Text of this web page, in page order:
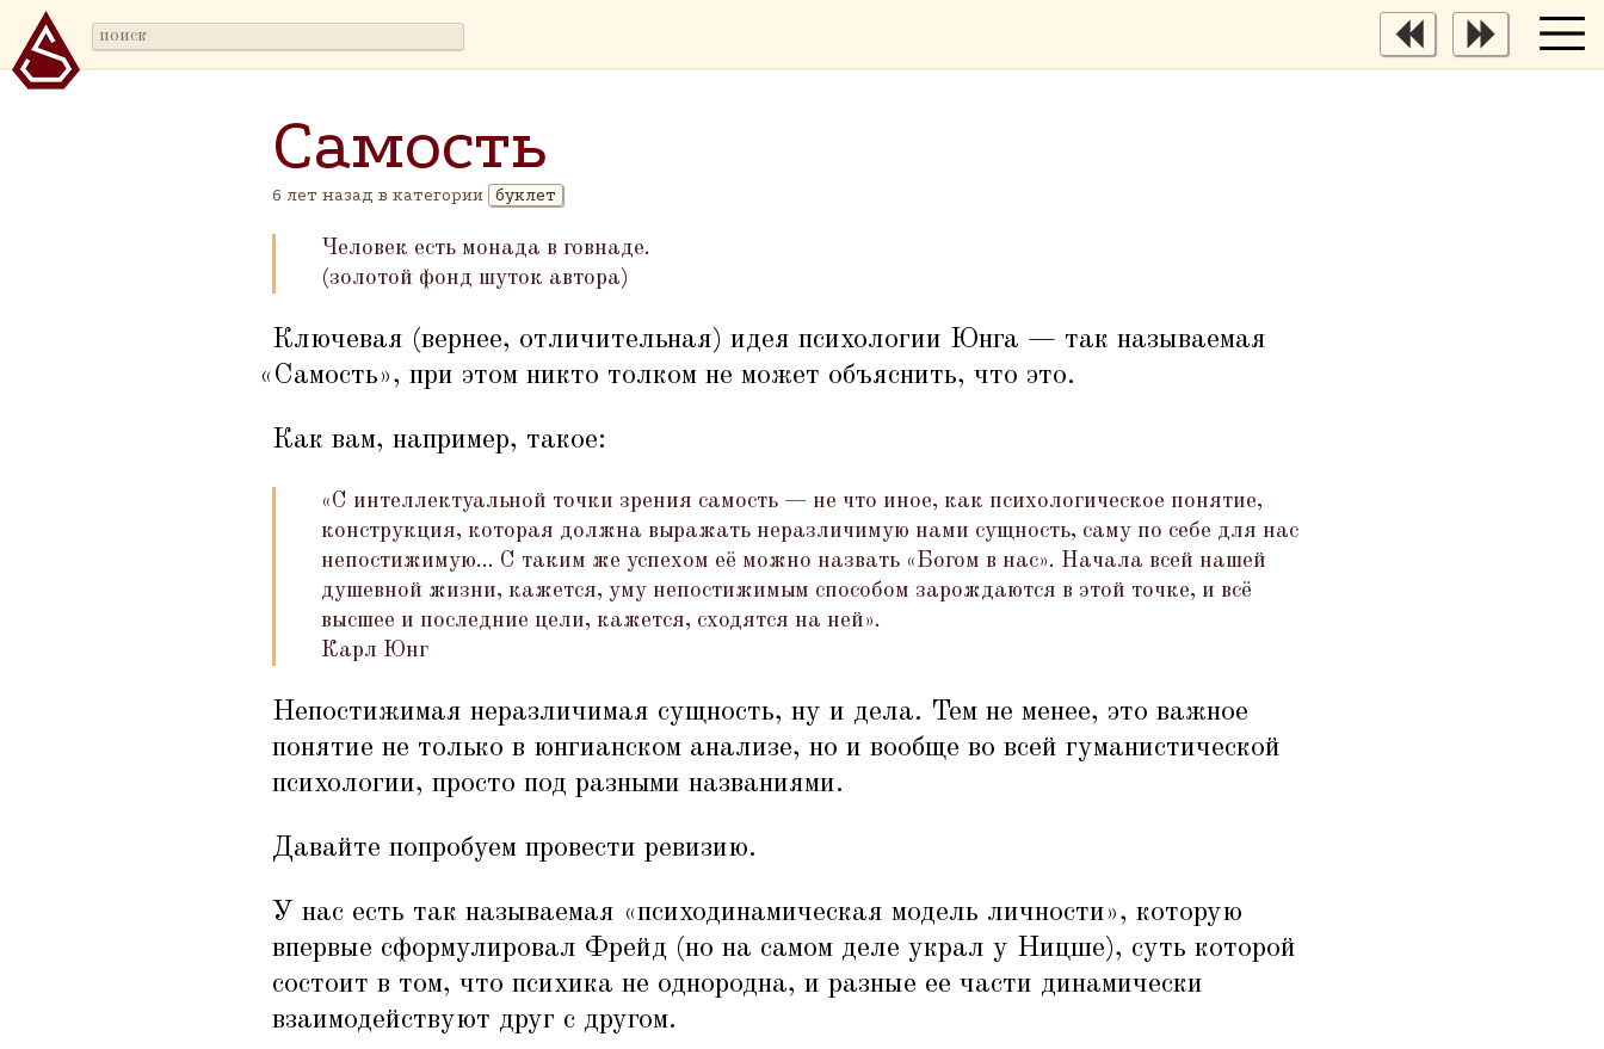
Самость
6 лет назад в категории буклет
Человек есть монада в говнаде.
(золотой фонд шуток автора)
Ключевая (вернее, отличительная) идея психологии Юнга — так называемая
« Самость», при этом никто толком не может объяснить, что это.
Как вам, например, такое:
«С интеллектуальной точки зрения самость — не что иное, как психологическое понятие,
конструкция, которая должна выражать неразличимую нами сущность, саму по себе для нас
непостижимую... С таким же успехом её можно назвать «Богом в нас». Начала всей нашей
душевной жизни, кажется, уму непостижимым способом зарождаются в этой точке, и всё
высшее и последние цели, кажется, сходятся на ней».
Карл Юнг
Непостижимая неразличимая сущность, ну и дела. Тем не менее, это важное
понятие не только в юнгианском анализе, но и вообще во всей гуманистической
психологии, просто под разными названиями.
Давайте попробуем провести ревизию.
У нас есть так называемая «психодинамическая модель личности», которую
впервые сформулировал Фрейд (но на самом деле украл у Ницше), суть которой
состоит в том, что психика не однородна, и разные ее части динамически
взаимодействуют друг с другом.